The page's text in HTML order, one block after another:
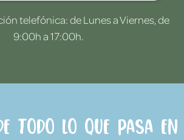
telefónica: de Lunes a Viernes, de
9:00h a 17:00h.
todo lo que pasa en